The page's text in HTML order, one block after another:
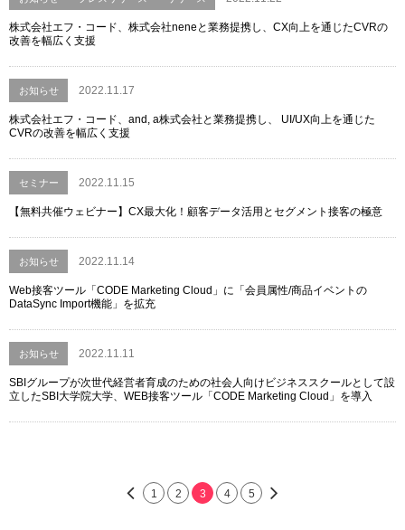
株式会社エフ・コード、株式会社neneと業務提携し、CX向上を通じたCVRの
改善を幅広く支援
お知らせ 2022.11.17
株式会社エフ・コード、and, a株式会社と業務提携し、 UI/UX向上を通じた
CVRの改善を幅広く支援
セミナー 2022.11.15
【無料共催ウェビナー】CX最大化！顧客データ活用とセグメント接客の極意
お知らせ 2022.11.14
Web接客ツール「CODE Marketing Cloud」に「会員属性/商品イベントの
DataSync Import機能」を拡充
お知らせ 2022.11.11
SBIグループが次世代経営者育成のための社会人向けビジネススクールとして設
立したSBI大学院大学、WEB接客ツール「CODE Marketing Cloud」を導入
1 2 3 4 5